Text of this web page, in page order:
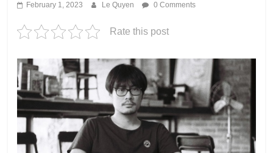
February 1, 2023 Le Quyen 0 Comments
Rate this post